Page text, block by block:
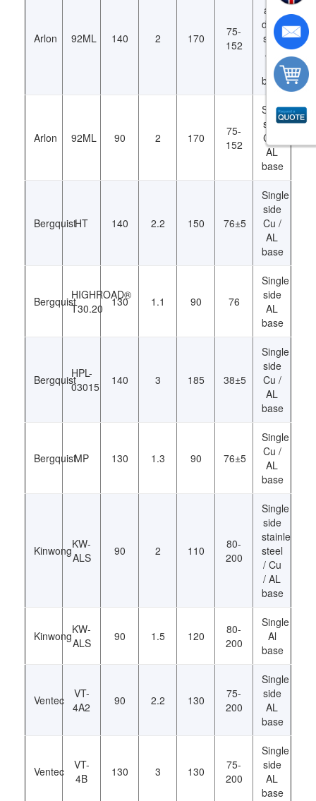
Arlon 92ML 140 2 170
75-
152
and
double
side
Al /
Cu
base
Arlon 92ML 90 2 170
75-
152
Single
side
Cu /
AL
base
BergquistHT 140 2.2 150 76±5
Single
side
Cu /
AL
base
BergquistHIGHROAD®
T30.20
130 1.1 90 76
Single
side
AL
base
BergquistHPL-
03015
140 3 185 38±5
Single
side
Cu /
AL
base
BergquistMP 130 1.3 90 76±5
Single
Cu /
AL
base
KinwongKW-
ALS
90 2 110
80-
200
Single
side
stainless
steel
/ Cu
/ AL
base
KinwongKW-
ALS
90 1.5 120
80-
200
Single
Al
base
Ventec
VT-
4A2
90 2.2 130
75-
200
Single
side
AL
base
Ventec
VT-
4B
130 3 130
75-
200
Single
side
AL
base